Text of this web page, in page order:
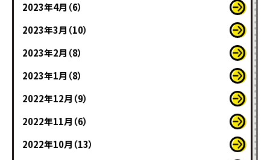
2023年4月（6）
2023年3月（10）
2023年2月（8）
2023年1月（8）
2022年12月（9）
2022年11月（6）
2022年10月（13）